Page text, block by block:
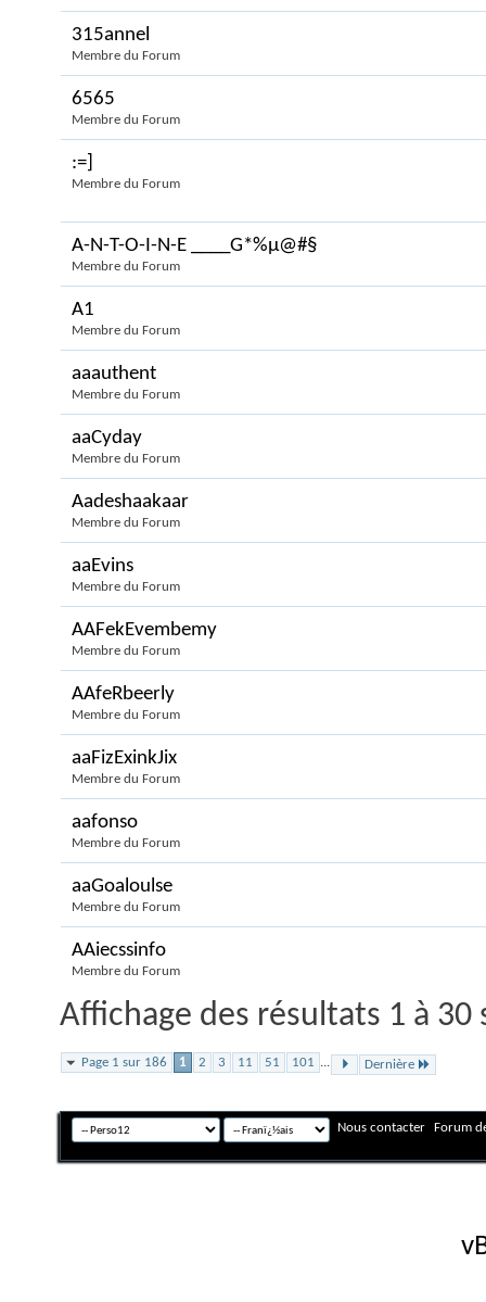
315annel
Membre du Forum
6565
Membre du Forum
:=]
Membre du Forum
A-N-T-O-I-N-E ____G*%µ@#§
Membre du Forum
A1
Membre du Forum
aaauthent
Membre du Forum
aaCyday
Membre du Forum
Aadeshaakaar
Membre du Forum
aaEvins
Membre du Forum
AAFekEvembemy
Membre du Forum
AAfeRbeerly
Membre du Forum
aaFizExinkJix
Membre du Forum
aafonso
Membre du Forum
aaGoaloulse
Membre du Forum
AAiecssinfo
Membre du Forum
Affichage des résultats 1 à 30
Page 1 sur 186 1 2 3 11 51 101 ... Dernière
Nous contacter Forum